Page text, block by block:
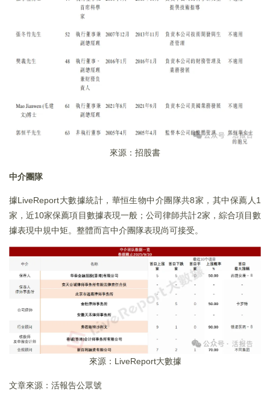
來源：招股書
中介團隊
據LiveReport大數據統計，華恒生物中介團隊共8家，其中保薦人1
家，近10家保薦項目數據表現一般；公司律師共計2家，綜合項目數
據表現中規中矩。整體而言中介團隊表現尚可接受。
來源：LiveReport大數據
文章來源：活報告公眾號